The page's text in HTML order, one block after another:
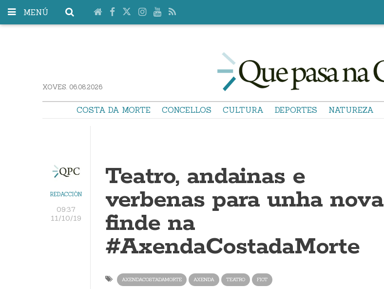
MENÚ
XOVES. 06.08.2026
COSTA DA MORTE CONCELLOS CULTURA DEPORTES NATUREZA
REDACCIÓN
09:37
11/10/19
Teatro, andainas e
verbenas para unha nova
finde na
#AxendaCostadaMorte
AXENDACOSTADAMORTE AXENDA TEATRO FIOT